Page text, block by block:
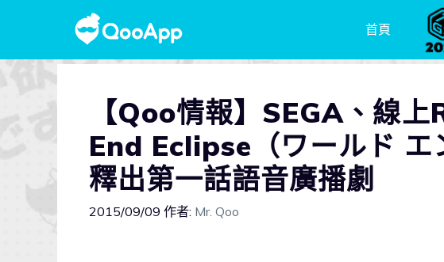
首頁
【Qoo情報】SEGA、線
End Eclipse（ワールド エ
釋出第一話語音廣播劇
2015/09/09 作者: Mr. Qoo